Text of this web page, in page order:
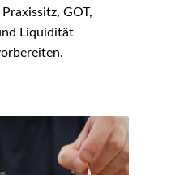
GOT,
Liquidität